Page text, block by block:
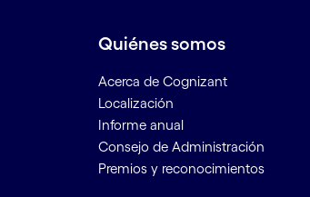
Quiénes somos
Acerca de Cognizant
Localización
Informe anual
Consejo de Administración
Premios y reconocimientos